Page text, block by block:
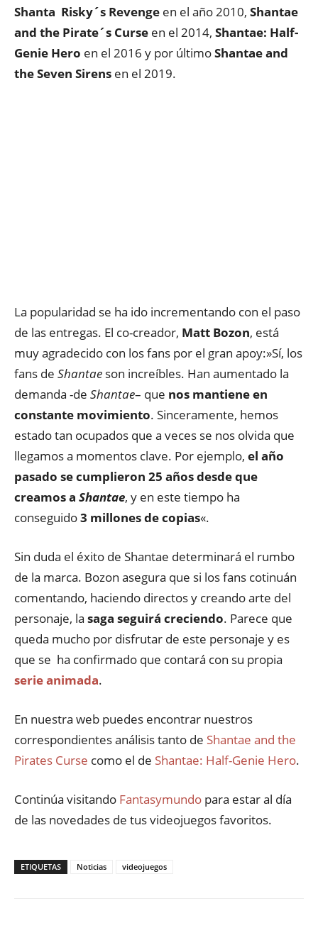
Shanta Risky´s Revenge en el año 2010, Shantae
and the Pirate´s Curse en el 2014, Shantae: Half-
Genie Hero en el 2016 y por últimoShantae and
the Seven Sirens en el 2019.
La popularidad se ha ido incrementando con el paso
de las entregas. El co-creador, Matt Bozon, está
muy agradecido con los fans por el gran apoy:»Sí, los
fans de Shantae son increíbles. Han aumentado la
demanda -de Shantae– que nos mantiene en
constante movimiento. Sinceramente, hemos
estado tan ocupados que a veces se nos olvida que
llegamos a momentos clave. Por ejemplo, el año
pasado se cumplieron 25 años desde que
creamos a Shantae, y en este tiempo ha
conseguido3 millones de copias«.
Sin duda el éxito de Shantae determinará el rumbo
de la marca. Bozon asegura que si los fans cotinuán
comentando, haciendo directos y creando arte del
personaje, la saga seguirá creciendo. Parece que
queda mucho por disfrutar de este personaje y es
que se ha confirmado que contará con su propia
serie animada.
En nuestra web puedes encontrar nuestros
correspondientes análisis tanto de Shantae and the
Pirates Curse como el de Shantae: Half-Genie Hero.
Continúa visitando Fantasymundo para estar al día
de las novedades de tus videojuegos favoritos.
ETIQUETAS Noticias videojuegos